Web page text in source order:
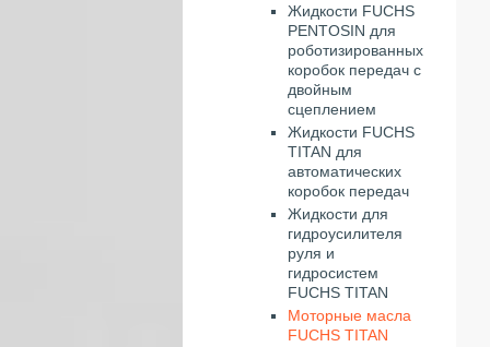
Жидкости FUCHS
PENTOSIN для
роботизированных
коробок передач с
двойным
сцеплением
Жидкости FUCHS
TITAN для
автоматических
коробок передач
Жидкости для
гидроусилителя
руля и
гидросистем
FUCHS TITAN
Моторные масла
FUCHS TITAN